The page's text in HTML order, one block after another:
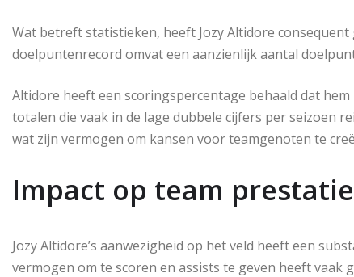
Wat betreft statistieken, heeft Jozy Altidore
doelpuntenrecord omvat een aanzienlijk aantal
Altidore heeft een scoringspercentage behaald dat
totalen die vaak in de lage dubbele cijfers per seizoen
wat zijn vermogen om kansen voor teamgenoten te
Impact op team
Jozy Altidore’s aanwezigheid op het veld heeft een
vermogen om te scoren en assists te geven heeft